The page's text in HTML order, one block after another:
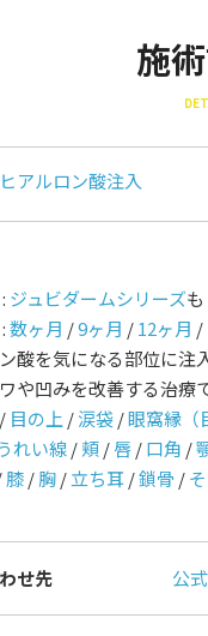
施
ヒアルロン酸注入
ジュビダームシリーズ
数ヶ月 /9ヶ月 /12ヶ月 /
酸を気になる部位に注
や凹みを改善する治療
/ 目の上 /涙袋/眼窩縁（
れい線/頬/唇/口角 /
膝/胸/立ち耳/鎖骨 /
せ先 公